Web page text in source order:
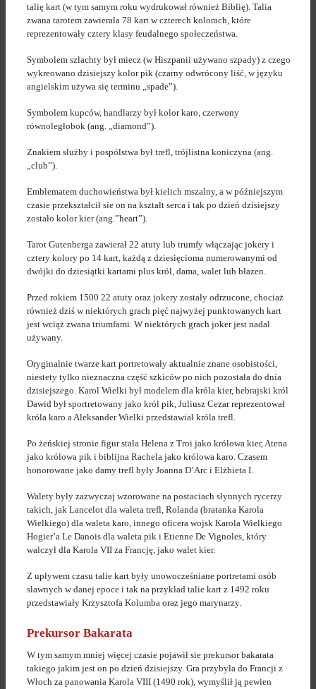
talię kart (w tym samym roku wydrukował również Biblię). Talia
zwana tarotem zawierała 78 kart w czterech kolorach, które
reprezentowały cztery klasy feudalnego społeczeństwa.
Symbolem szlachty był miecz (w Hiszpanii używano szpady) z czego
wykreowano dzisiejszy kolor pik (czarny odwrócony liść, w języku
angielskim używa się terminu „spade”).
Symbolem kupców, handlarzy był kolor karo, czerwony
równoległobok (ang. „diamond”).
Znakiem służby i pospólstwa był trefl, trójlistna koniczyna (ang.
„club”).
Emblematem duchowieństwa był kielich mszalny, a w późniejszym
czasie przekształcił sie on na kształt serca i tak po dzień dzisiejszy
zostało kolor kier (ang.”heart”).
Tarot Gutenberga zawierał 22 atuty lub trumfy włączając jokery i
cztery kolory po 14 kart, każdą z dziesięcioma numerowanymi od
dwójki do dziesiątki kartami plus król, dama, walet lub błazen.
Przed rokiem 1500 22 atuty oraz jokery zostały odrzucone, chociaż
również dziś w niektórych grach pięć najwyżej punktowanych kart
jest wciąż zwana triumfami. W niektórych grach joker jest nadal
używany.
Oryginalnie twarze kart portretowały aktualnie znane osobistości,
niestety tylko nieznaczna część szkiców po nich pozostała do dnia
dzisiejszego. Karol Wielki był modelem dla króla kier, hebrajski król
Dawid był sportretowany jako król pik, Juliusz Cezar reprezentował
króla karo a Aleksander Wielki przedstawiał króla trefl.
Po żeńskiej stronie figur stała Helena z Troi jako królowa kier, Atena
jako królowa pik i biblijna Rachela jako królowa karo. Czasem
honorowane jako damy trefl były Joanna D’Arc i Elżbieta I.
Walety były zazwyczaj wzorowane na postaciach słynnych rycerzy
takich, jak Lancelot dla waleta trefl, Rolanda (bratanka Karola
Wielkiego) dla waleta karo, innego oficera wojsk Karola Wielkiego
Hogier’a Le Danois dla waleta pik i Etienne De Vignoles, który
walczył dla Karola VII za Francję, jako walet kier.
Z upływem czasu talie kart były unowocześniane portretami osób
sławnych w danej epoce i tak na przykład talie kart z 1492 roku
przedstawiały Krzysztofa Kolumba oraz jego marynarzy.
Prekursor Bakarata
W tym samym mniej więcej czasie pojawił sie prekursor bakarata
takiego jakim jest on po dzień dzisiejszy. Gra przybyła do Francji z
Włoch za panowania Karola VIII (1490 rok), wymyślił ją pewien